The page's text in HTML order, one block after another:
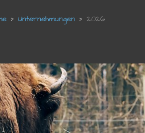
Unternehmungen 2026